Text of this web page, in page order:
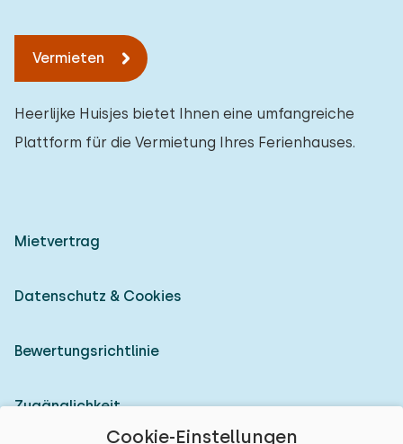
Cookie-Einstellungen
Vermieten
Heerlijke Huisjes bietet Ihnen eine umfangreiche
Plattform für die Vermietung Ihres Ferienhauses.
Mietvertrag
Datenschutz & Cookies
Bewertungsrichtlinie
Zugänglichkeit